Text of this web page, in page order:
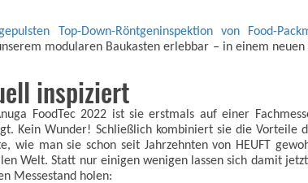
Top-Down-Röntgeninspektion von Food-
modularen Baukasten erlebbar – in einem
inspiziert
FoodTec 2022 ist sie erstmals auf einer
Kein Wunder! Schließlich kombiniert sie die Vorteile
wie man sie schon seit Jahrzehnten von HEUFT
Welt. Statt nur einigen wenigen lassen sich damit
Messestand holen: